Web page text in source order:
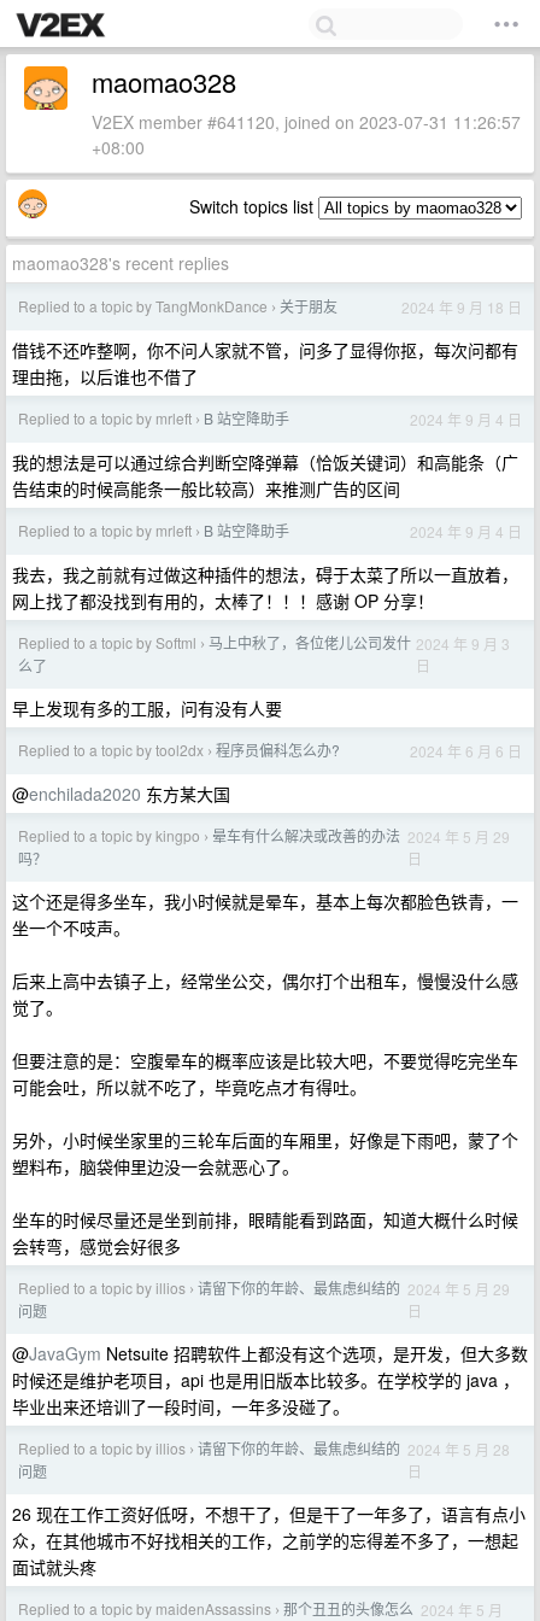
maomao328
V2EX member #641120, joined on 2023-07-31 11:26:57
+08:00
Switch topics list
maomao328's recent replies
Replied to a topic by TangMonkDance › 关于朋友 2024 年 9 月 18 日
借钱不还咋整啊，你不问人家就不管，问多了显得你抠，每次问都有
理由拖，以后谁也不借了
Replied to a topic by mrleft › B 站空降助手 2024 年 9 月 4 日
我的想法是可以通过综合判断空降弹幕（恰饭关键词）和高能条（广
告结束的时候高能条一般比较高）来推测广告的区间
Replied to a topic by mrleft › B 站空降助手 2024 年 9 月 4 日
我去，我之前就有过做这种插件的想法，碍于太菜了所以一直放着，
网上找了都没找到有用的，太棒了！！！感谢 OP 分享！
Replied to a topic by Softml › 马上中秋了，各位佬儿公司发什
么了
2024 年 9 月 3
日
早上发现有多的工服，问有没有人要
Replied to a topic by tool2dx › 程序员偏科怎么办? 2024 年 6 月 6 日
@enchilada2020 东方某大国
Replied to a topic by kingpo › 晕车有什么解决或改善的办法
吗？
2024 年 5 月 29
日
这个还是得多坐车，我小时候就是晕车，基本上每次都脸色铁青，一
坐一个不吱声。
后来上高中去镇子上，经常坐公交，偶尔打个出租车，慢慢没什么感
觉了。
但要注意的是：空腹晕车的概率应该是比较大吧，不要觉得吃完坐车
可能会吐，所以就不吃了，毕竟吃点才有得吐。
另外，小时候坐家里的三轮车后面的车厢里，好像是下雨吧，蒙了个
塑料布，脑袋伸里边没一会就恶心了。
坐车的时候尽量还是坐到前排，眼睛能看到路面，知道大概什么时候
会转弯，感觉会好很多
Replied to a topic by illios › 请留下你的年龄、最焦虑纠结的
问题
2024 年 5 月 29
日
@JavaGym Netsuite 招聘软件上都没有这个选项，是开发，但大多数
时候还是维护老项目，api 也是用旧版本比较多。在学校学的 java ，
毕业出来还培训了一段时间，一年多没碰了。
Replied to a topic by illios › 请留下你的年龄、最焦虑纠结的
问题
2024 年 5 月 28
日
26 现在工作工资好低呀，不想干了，但是干了一年多了，语言有点小
众，在其他城市不好找相关的工作，之前学的忘得差不多了，一想起
面试就头疼
Replied to a topic by maidenAssassins › 那个丑丑的头像怎么 2024 年 5 月